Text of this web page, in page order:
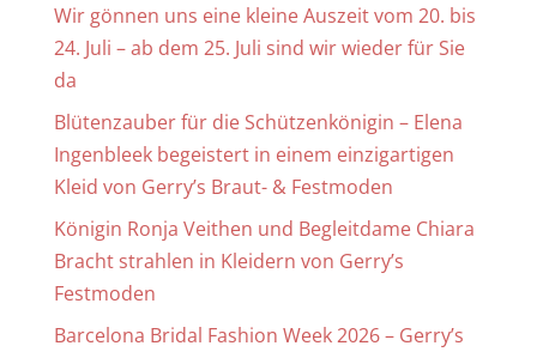
Wir gönnen uns eine kleine Auszeit vom 20. bis
24. Juli – ab dem 25. Juli sind wir wieder für Sie
da
Blütenzauber für die Schützenkönigin – Elena
Ingenbleek begeistert in einem einzigartigen
Kleid von Gerry’s Braut- & Festmoden
Königin Ronja Veithen und Begleitdame Chiara
Bracht strahlen in Kleidern von Gerry’s
Festmoden
Barcelona Bridal Fashion Week 2026 – Gerry’s